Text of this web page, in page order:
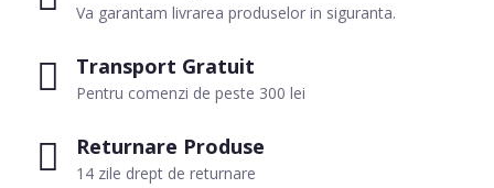
Va garantam livrarea produselor in siguranta.
Transport Gratuit
Pentru comenzi de peste 300 lei
Returnare Produse
14 zile drept de returnare